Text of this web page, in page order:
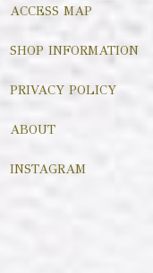
ACCESS MAP
SHOP INFORMATION
PRIVACY POLICY
ABOUT
INSTAGRAM